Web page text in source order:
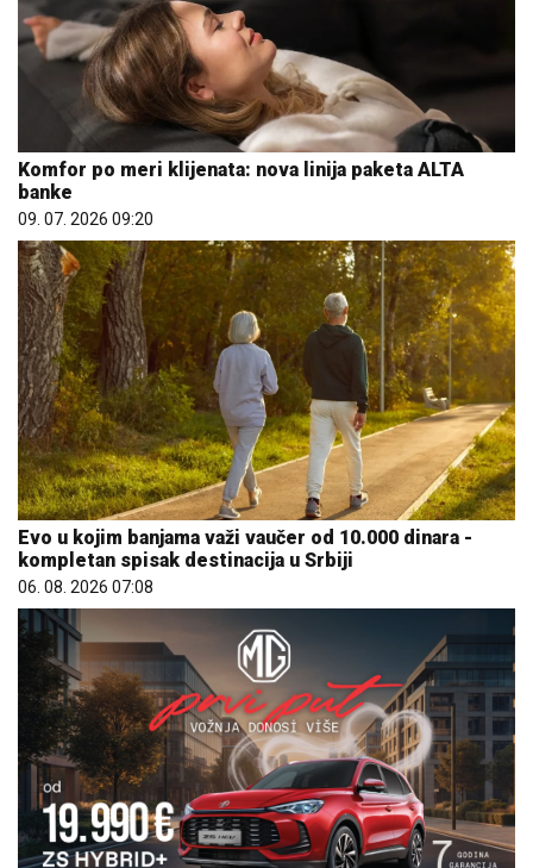
Komfor po meri klijenata: nova linija paketa ALTA
banke
09. 07. 2026 09:20
Evo u kojim banjama važi vaučer od 10.000 dinara -
kompletan spisak destinacija u Srbiji
06. 08. 2026 07:08